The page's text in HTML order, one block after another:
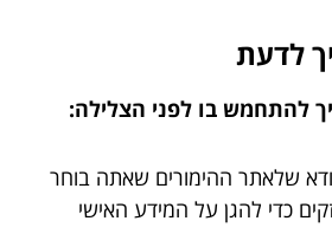
לדעת
להתחמש בו לפני הצלילה:
שלאתר ההימורים שאתה בוחר
כדי להגן על המידע האישי